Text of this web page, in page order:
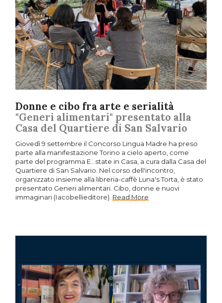
Donne e cibo fra arte e serialità
"Generi alimentari" presentato alla
Casa del Quartiere di San Salvario
Giovedì 9 settembre il Concorso Lingua Madre ha preso
parte alla manifestazione Torino a cielo aperto, come
parte del programma E...state in Casa, a cura dalla Casa del
Quartiere di San Salvario. Nel corso dell'incontro,
organizzato insieme alla libreria-caffè Luna's Torta, è stato
presentato Generi alimentari. Cibo, donne e nuovi
immaginari (Iacobellieditore). Read More